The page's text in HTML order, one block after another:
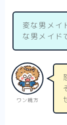
変な男メ
な男メイド
ワン親方